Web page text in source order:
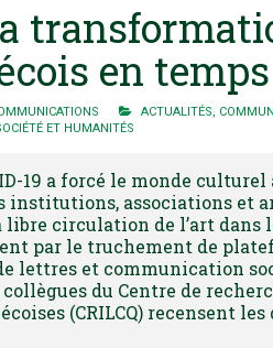
en
ACTUALITÉS,
ET HUMANITÉS
19 a forcé le monde
institutions, associations et
circulation de l’art dans
par le truchement de
lettres et communication
collègues du Centre de
(CRILCQ) recensent